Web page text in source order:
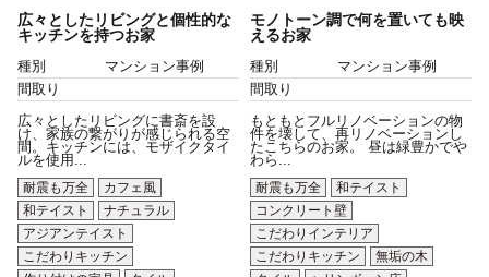
広々としたリビングと個性的な
キッチンを持つお家
種別
マンション事例
間取り
広々としたリビングに書斎を設
け、家族の繋がりが感じられる空
間。キッチンには、モザイクタイ
ルを使用...
耐震も万全
カフェ風
和テイスト
ナチュラル
アジアンテイスト
こだわりキッチン
モノトーン調で何を置いても映
えるお家
種別
マンション事例
間取り
もともとフルリノベーションの物
件を壊して、再リノベーションし
たこちらのお家。 昼は緑豊かでや
わら...
耐震も万全
和テイスト
コンクリート壁
こだわりインテリア
こだわりキッチン
無垢の木